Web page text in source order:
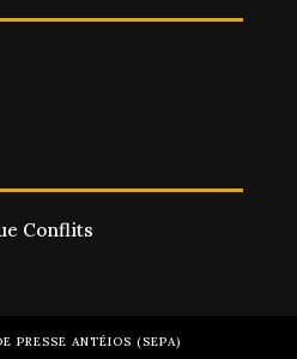
Conflits
PRESSE ANTÉIOS (SEPA)